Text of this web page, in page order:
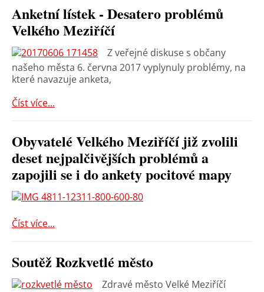
Anketní lístek - Desatero problémů
Velkého Meziříčí
Z veřejné diskuse s občany
našeho města 6. června 2017 vyplynuly problémy, na
které navazuje anketa,
Číst více...
Obyvatelé Velkého Meziříčí již zvolili
deset nejpalčivějších problémů a
zapojili se i do ankety pocitové mapy
Číst více...
Soutěž Rozkvetlé město
Zdravé město Velké Meziříčí